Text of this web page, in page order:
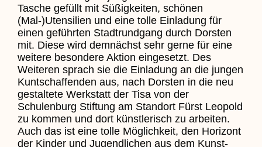
Tasche gefüllt mit Süßigkeiten, schönen
(Mal-)Utensilien und eine tolle Einladung für
einen geführten Stadtrundgang durch Dorsten
mit. Diese wird demnächst sehr gerne für eine
weitere besondere Aktion eingesetzt. Des
Weiteren sprach sie die Einladung an die jungen
Kuntschaffenden aus, nach Dorsten in die neu
gestaltete Werkstatt der Tisa von der
Schulenburg Stiftung am Standort Fürst Leopold
zu kommen und dort künstlerisch zu arbeiten.
Auch das ist eine tolle Möglichkeit, den Horizont
der Kinder und Jugendlichen aus dem Kunst-